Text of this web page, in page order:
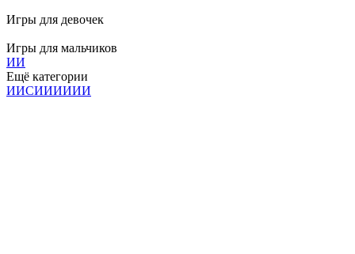
Игры для девочек
Игры для мальчиков
ИИ
Ещё категории
ИИСИИИИИИ